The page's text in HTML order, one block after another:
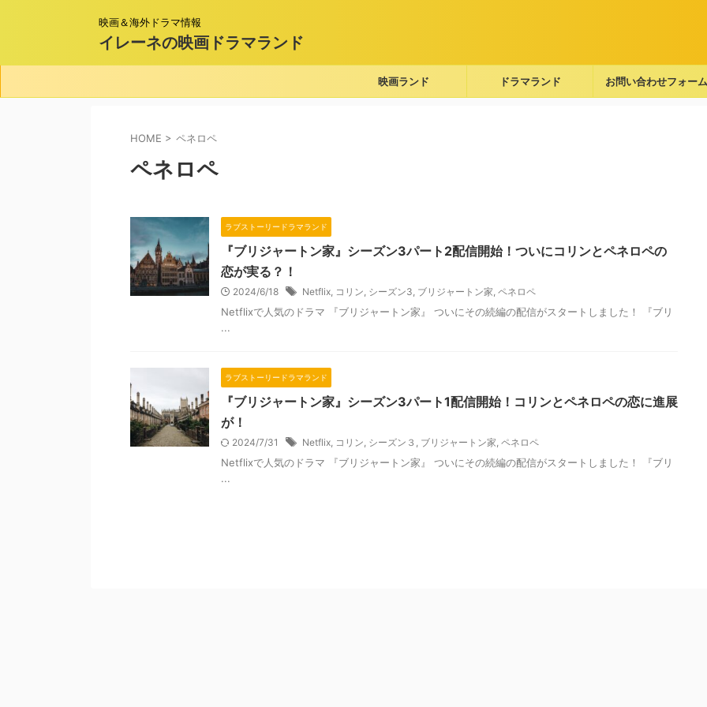
映画＆海外ドラマ情報
イレーネの映画ドラマランド
映画ランド ドラマランド お問い合わせフォーム
HOME > ペネロペ
ペネロペ
ラブストーリードラマランド
『ブリジャートン家』シーズン3パート2配信開始！ついにコリンとペネロペの
恋が実る？！
2024/6/18 Netflix, コリン, シーズン3, ブリジャートン家, ペネロペ
Netflixで人気のドラマ 『ブリジャートン家』 ついにその続編の配信がスタートしました！ 『ブリ
...
ラブストーリードラマランド
『ブリジャートン家』シーズン3パート1配信開始！コリンとペネロペの恋に進展
が！
2024/7/31 Netflix, コリン, シーズン３ , ブリジャートン家, ペネロペ
Netflixで人気のドラマ 『ブリジャートン家』 ついにその続編の配信がスタートしました！ 『ブリ
...